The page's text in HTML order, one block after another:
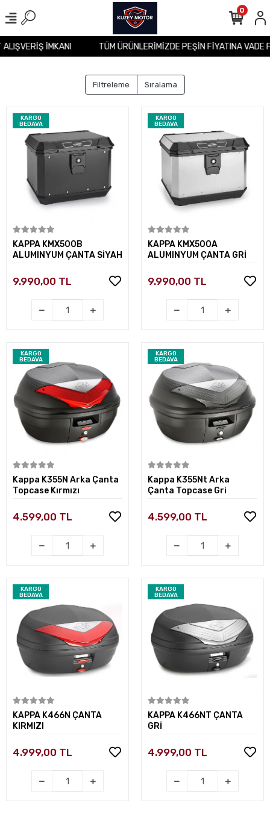
ALIŞVERİŞ İMKANI TÜM ÜRÜNLERİMİZDE PEŞİN FİYATINA
0
Filtreleme Sıralama
KARGO
BEDAVA
Sepete Ekle
KAPPA KMX500B
ALUMINYUM ÇANTA SİYAH
9.990,00 TL
KARGO
BEDAVA
Sepete Ekle
KAPPA KMX500A
ALUMINYUM ÇANTA GRİ
9.990,00 TL
KARGO
BEDAVA
Sepete Ekle
Kappa K355N Arka Çanta
Topcase Kırmızı
4.599,00 TL
KARGO
BEDAVA
Sepete Ekle
Kappa K355Nt Arka
Çanta Topcase Gri
4.599,00 TL
KARGO
BEDAVA
Sepete Ekle
KAPPA K466N ÇANTA
KIRMIZI
4.999,00 TL
KARGO
BEDAVA
Sepete Ekle
KAPPA K466NT ÇANTA
GRİ
4.999,00 TL